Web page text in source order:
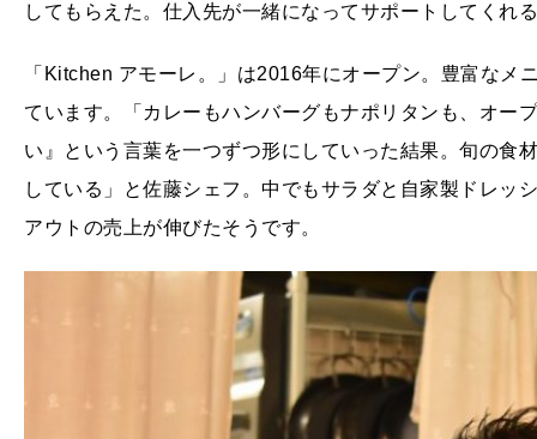
してもらえた。仕入先が一緒になってサポートしてくれ
「Kitchen アモーレ。」は2016年にオープン。豊富なメ
ています。「カレーもハンバーグもナポリタンも、オー
い』という言葉を一つずつ形にしていった結果。旬の食
している」と佐藤シェフ。中でもサラダと自家製ドレッ
アウトの売上が伸びたそうです。